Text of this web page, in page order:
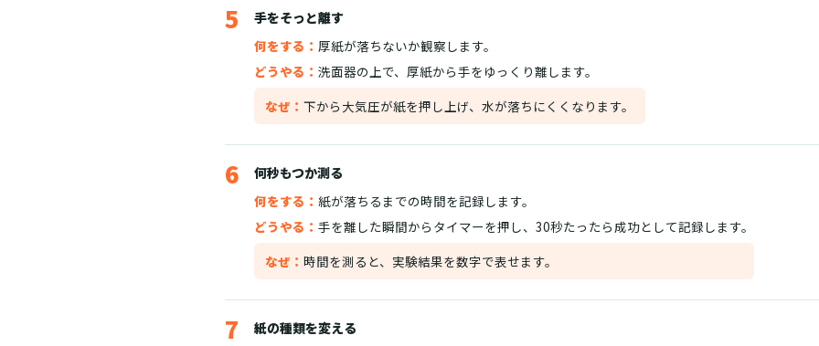
5
手をそっと離す
何をする： 厚紙が落ちないか観察します。
どうやる： 洗面器の上で、厚紙から手をゆっくり離します。
なぜ： 下から大気圧が紙を押し上げ、水が落ちにくくなります。
6
何秒もつか測る
何をする： 紙が落ちるまでの時間を記録します。
どうやる： 手を離した瞬間からタイマーを押し、30秒たったら成功として記録します。
なぜ： 時間を測ると、実験結果を数字で表せます。
7
紙の種類を変える